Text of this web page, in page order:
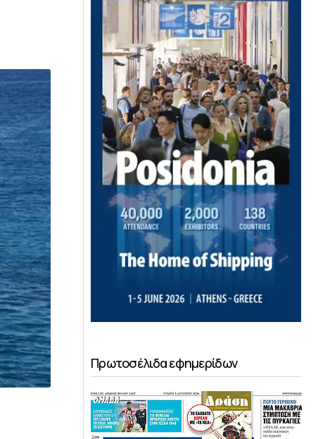
Πρωτοσέλιδα εφημερίδων